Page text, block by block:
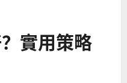
實用策略